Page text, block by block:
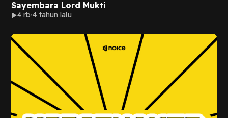
Sayembara Lord Mukti
4 rb 4 tahun lalu